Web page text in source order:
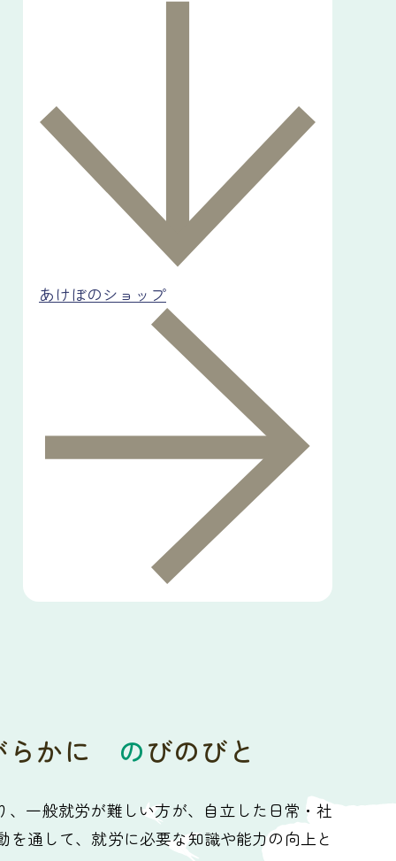
あけぼのショップ
らかに のびのびと
、一般就労が難しい方が、自立した日常・社
通して、就労に必要な知識や能力の向上と